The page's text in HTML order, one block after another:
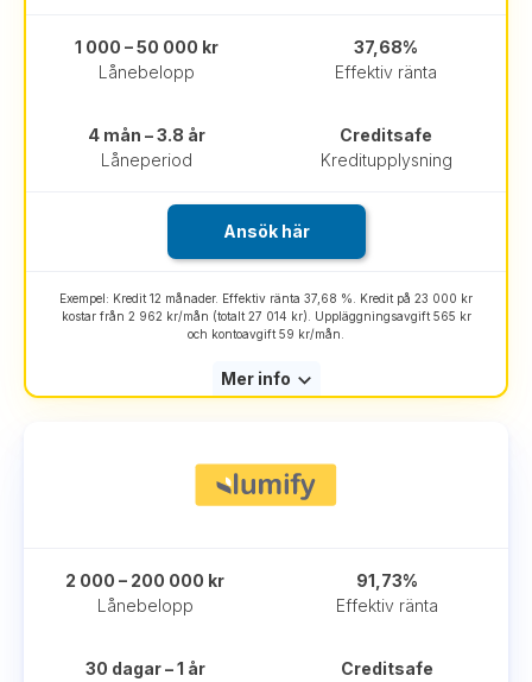
Lånebelopp
1 000 – 50 000 kr
Effektiv ränta
37,68%
Låneperiod
4 mån – 3.8 år
Kreditupplysning
Creditsafe
Ansök här
Exempel: Kredit 12 månader. Effektiv ränta 37,68 %. Kredit på 23 000 kr
kostar från 2 962 kr/mån (totalt 27 014 kr). Uppläggningsavgift 565 kr
och kontoavgift 59 kr/mån.
Mer info
Lånebelopp
2 000 – 200 000 kr
Effektiv ränta
91,73%
30 dagar – 1 år
Creditsafe